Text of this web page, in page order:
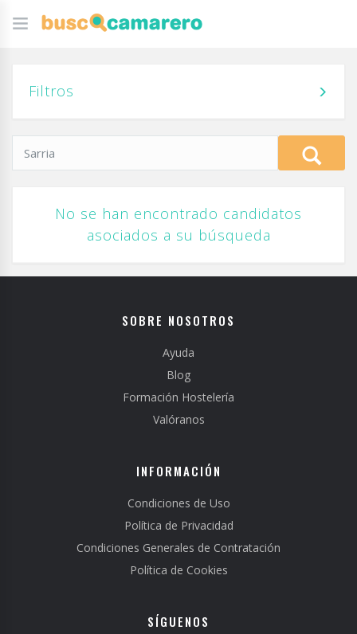
Filtros
No se han encontrado candidatos
asociados a su búsqueda
SOBRE NOSOTROS
Ayuda
Blog
Formación Hostelería
Valóranos
INFORMACIÓN
Condiciones de Uso
Política de Privacidad
Condiciones Generales de Contratación
Política de Cookies
SÍGUENOS